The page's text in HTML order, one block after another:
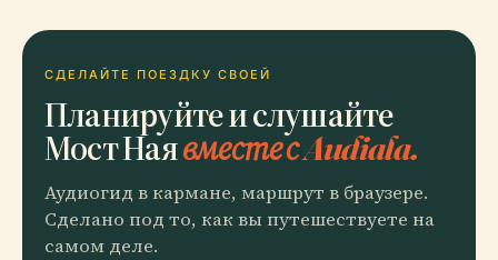
СДЕЛАЙТЕ ПОЕЗДКУ СВОЕЙ
Планируйте и слушайте
Мост Наявместе с Audiala.
Аудиогид в кармане, маршрут в браузере.
Сделано под то, как вы путешествуете на
самом деле.